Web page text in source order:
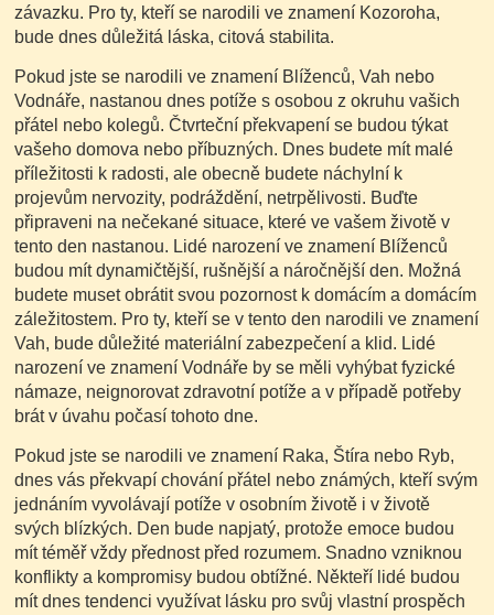
závazku. Pro ty, kteří se narodili ve znamení Kozoroha,
bude dnes důležitá láska, citová stabilita.
Pokud jste se narodili ve znamení Blíženců, Vah nebo
Vodnáře, nastanou dnes potíže s osobou z okruhu vašich
přátel nebo kolegů. Čtvrteční překvapení se budou týkat
vašeho domova nebo příbuzných. Dnes budete mít malé
příležitosti k radosti, ale obecně budete náchylní k
projevům nervozity, podráždění, netrpělivosti. Buďte
připraveni na nečekané situace, které ve vašem životě v
tento den nastanou. Lidé narození ve znamení Blíženců
budou mít dynamičtější, rušnější a náročnější den. Možná
budete muset obrátit svou pozornost k domácím a domácím
záležitostem. Pro ty, kteří se v tento den narodili ve znamení
Vah, bude důležité materiální zabezpečení a klid. Lidé
narození ve znamení Vodnáře by se měli vyhýbat fyzické
námaze, neignorovat zdravotní potíže a v případě potřeby
brát v úvahu počasí tohoto dne.
Pokud jste se narodili ve znamení Raka, Štíra nebo Ryb,
dnes vás překvapí chování přátel nebo známých, kteří svým
jednáním vyvolávají potíže v osobním životě i v životě
svých blízkých. Den bude napjatý, protože emoce budou
mít téměř vždy přednost před rozumem. Snadno vzniknou
konflikty a kompromisy budou obtížné. Někteří lidé budou
mít dnes tendenci využívat lásku pro svůj vlastní prospěch